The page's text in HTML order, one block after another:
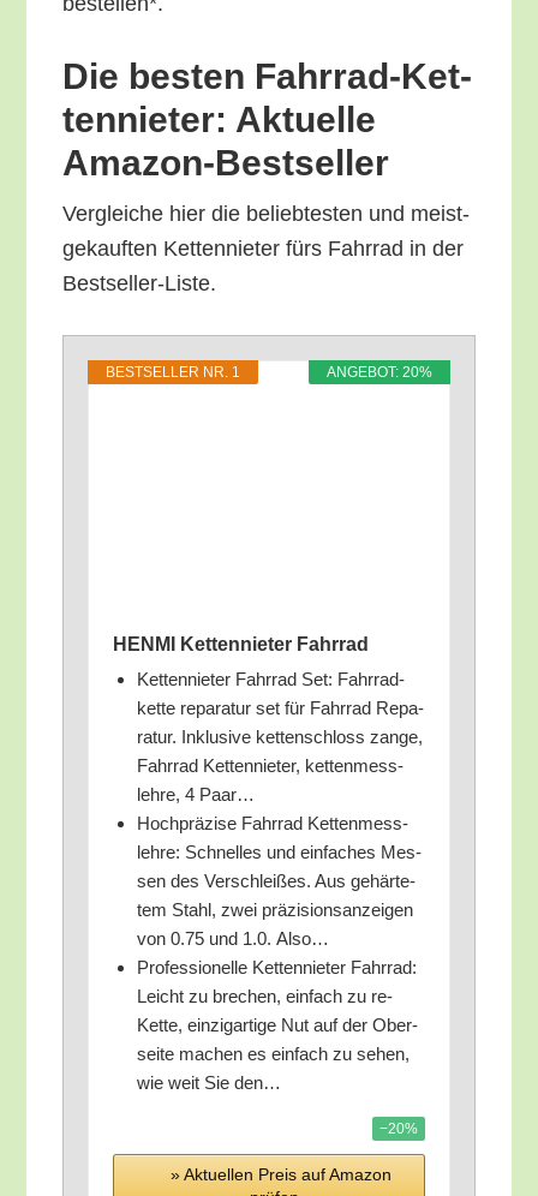
Die bes­ten Fahr­rad-Ket­
ten­nie­ter: Aktu­el­le
Amazon-Bestseller
Ver­glei­che hier die belieb­tes­ten und meist­
ge­kauf­ten Ket­ten­nie­ter fürs Fahr­rad in der
Bestseller-Liste.
ANGE­BOT: 20%
BEST­SEL­LER NR. 1
HENMI Ket­ten­nie­ter Fahrrad
Ket­ten­nie­ter Fahr­rad Set: Fahr­rad­
ket­te repa­ra­tur set für Fahr­rad Repa­
ra­tur. Inklu­si­ve ket­ten­schloss zan­ge,
Fahr­rad Ket­ten­nie­ter, ket­ten­mess­
leh­re, 4 Paar…
Hoch­prä­zi­se Fahr­rad Ket­ten­mess­
leh­re: Schnel­les und ein­fa­ches Mes­
sen des Ver­schlei­ßes. Aus gehär­te­
tem Stahl, zwei prä­zi­si­ons­an­zei­gen
von 0.75 und 1.0. Also…
Pro­fes­sio­nel­le Ket­ten­nie­ter Fahr­rad:
Leicht zu bre­chen, ein­fach zu re-
Ket­te, ein­zig­ar­ti­ge Nut auf der Ober­
sei­te machen es ein­fach zu sehen,
wie weit Sie den…
−20%
» Aktu­el­len Preis auf Ama­zon